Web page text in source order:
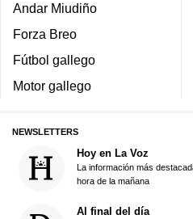
Andar Miudiño
Forza Breo
Fútbol gallego
Motor gallego
NEWSLETTERS
Hoy en La Voz
La información más
hora de la mañana
Al final del día